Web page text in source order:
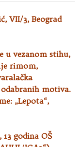
VII/3, Beograd
u vezanom stihu,
rimom,
motiva.
„Lepota“,
godina OŠ